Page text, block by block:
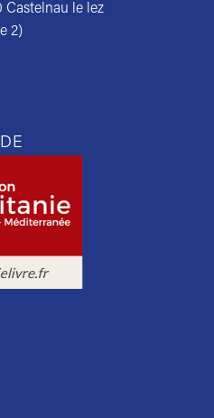
Castelnau le lez
2)